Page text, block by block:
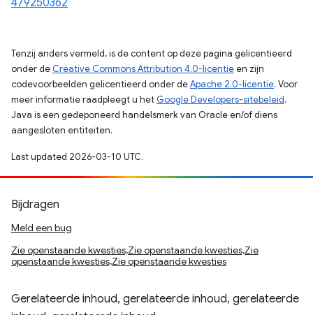
Tenzij anders vermeld, is de content op deze pagina gelicentieerd
onder de Creative Commons Attribution 4.0-licentieen zijn
codevoorbeelden gelicentieerd onder deApache 2.0-licentie. Voor
meer informatie raadpleegt u het Google Developers-sitebeleid.
Java is een gedeponeerd handelsmerk van Oracle en/of diens
aangesloten entiteiten.
Last updated 2026-03-10 UTC.
Bijdragen
Meld een bug
Zie openstaande kwesties,Zie openstaande kwesties,Zie
openstaande kwesties,Zie openstaande kwesties
Gerelateerde inhoud, gerelateerde inhoud, gerelateerde